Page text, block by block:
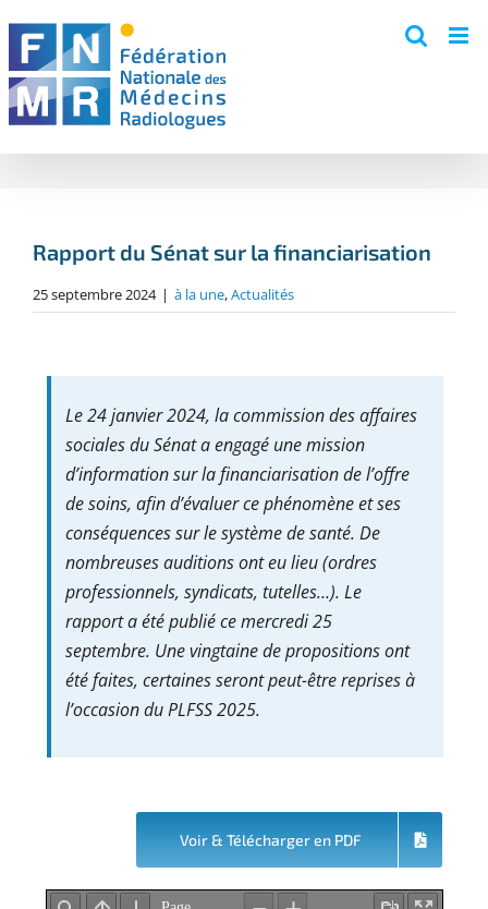
content
Rapport du Sénat sur la financiarisation
25 septembre 2024 | à la une,Actualités
Le 24 janvier 2024, la commission des affaires
sociales du Sénat a engagé une mission
d’information sur la financiarisation de l’offre
de soins, afin d’évaluer ce phénomène et ses
conséquences sur le système de santé. De
nombreuses auditions ont eu lieu (ordres
professionnels, syndicats, tutelles…). Le
rapport a été publié ce mercredi 25
septembre. Une vingtaine de propositions ont
été faites, certaines seront peut-être reprises à
l’occasion du PLFSS 2025.
Voir & Télécharger en PDF